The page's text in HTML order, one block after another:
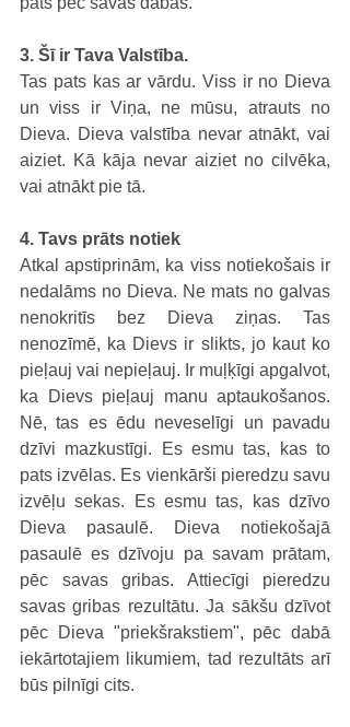
3. Šī ir Tava Valstība.
Tas pats kas ar vārdu. Viss ir no Dieva
un viss ir Viņa, ne mūsu, atrauts no
Dieva. Dieva valstība nevar atnākt, vai
aiziet. Kā kāja nevar aiziet no cilvēka,
vai atnākt pie tā.
4. Tavs prāts notiek
Atkal apstiprinām, ka viss notiekošais ir
nedalāms no Dieva. Ne mats no galvas
nenokritīs bez Dieva ziņas. Tas
nenozīmē, ka Dievs ir slikts, jo kaut ko
pieļauj vai nepieļauj. Ir muļķīgi apgalvot,
ka Dievs pieļauj manu aptaukošanos.
Nē, tas es ēdu neveselīgi un pavadu
dzīvi mazkustīgi. Es esmu tas, kas to
pats izvēlas. Es vienkārši pieredzu savu
izvēļu sekas. Es esmu tas, kas dzīvo
Dieva pasaulē. Dieva notiekošajā
pasaulē es dzīvoju pa savam prātam,
pēc savas gribas. Attiecīgi pieredzu
savas gribas rezultātu. Ja sākšu dzīvot
pēc Dieva "priekšrakstiem", pēc dabā
iekārtotajiem likumiem, tad rezultāts arī
būs pilnīgi cits.